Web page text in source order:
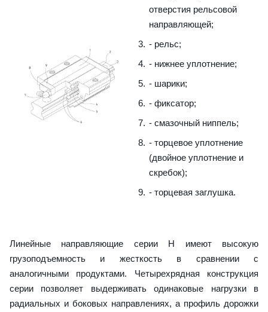
отверстия рельсовой
направляющей;
- рельс;
- нижнее уплотнение;
- шарики;
- фиксатор;
- смазочный ниппель;
- торцевое уплотнение
(двойное уплотнение и
скребок);
- торцевая заглушка.
Линейные направляющие серии H имеют высокую
грузоподъемность и жесткость в сравнении с
аналогичными продуктами. Четырехрядная конструкция
серии позволяет выдерживать одинаковые нагрузки в
радиальных и боковых направлениях, а профиль дорожки